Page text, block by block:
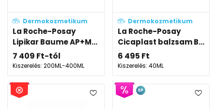
Dermokozmetikum
La Roche-Posay
Lipikar Baume AP+M...
7 409 Ft-tól
Kiszerelés: 200ML-400ML
Dermokozmetikum
La Roche-Posay
Cicaplast balzsam B...
6 495 Ft
Kiszerelés: 40ML
EP